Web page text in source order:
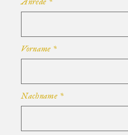
Vorname*
Nachname*